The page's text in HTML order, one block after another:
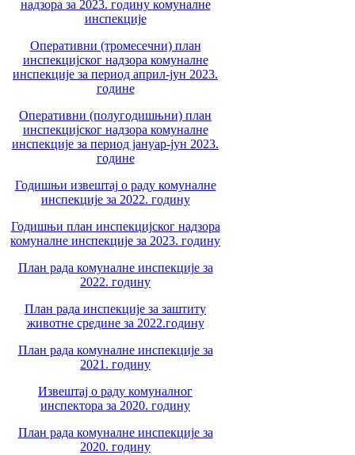
надзора за 2023. годину комуналне
инспекције
Оперативни (тромесечни) план
инспекцијског надзора комуналне
инспекције за период април-јун 2023.
године
Оперативни (полугодишњни) план
инспекцијског надзора комуналне
инспекције за период јануар-јун 2023.
године
Годишњи извештај о раду комуналне
инспекције за 2022. годину
Годишњи план инспекцијског надзора
комуналне инспекције за 2023. годину
План рада комуналне инспекције за
2022. годину
План рада инспекције за заштиту
животне средине за 2022.годину
План рада комуналне инспекције за
2021. годину
Извештај о раду комуналног
инспектора за 2020. годину
План рада комуналне инспекције за
2020. годину